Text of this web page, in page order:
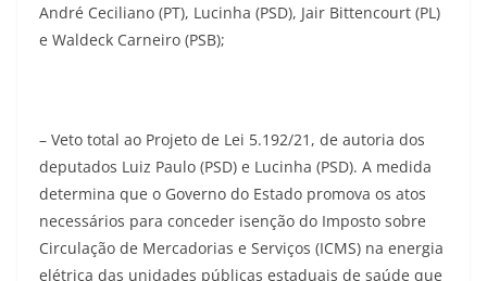
André Ceciliano (PT), Lucinha (PSD), Jair Bittencourt (PL)
e Waldeck Carneiro (PSB);
– Veto total ao Projeto de Lei 5.192/21, de autoria dos
deputados Luiz Paulo (PSD) e Lucinha (PSD). A medida
determina que o Governo do Estado promova os atos
necessários para conceder isenção do Imposto sobre
Circulação de Mercadorias e Serviços (ICMS) na energia
elétrica das unidades públicas estaduais de saúde que